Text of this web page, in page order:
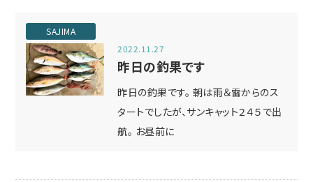
SAJIMA
2022.11.27
昨日の釣果です
昨日の釣果です。 朝は雨＆雷からのス
タートでしたが、サンキャット２４５で出
航。 お昼前に